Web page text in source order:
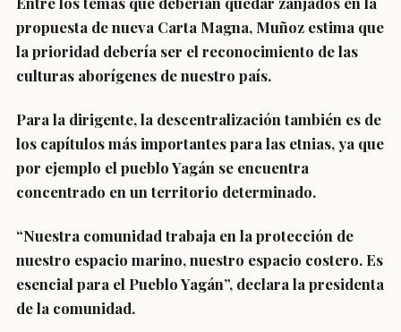
propuesta de nueva Carta Magna, Muñoz estima que
la prioridad debería ser el reconocimiento de las
culturas aborígenes de nuestro país.
Para la dirigente, la descentralización también es de
los capítulos más importantes para las etnias, ya que
por ejemplo el pueblo Yagán se encuentra
concentrado en un territorio determinado.
“Nuestra comunidad trabaja en la protección de
nuestro espacio marino, nuestro espacio costero. Es
esencial para el Pueblo Yagán”, declara la presidenta
de la comunidad.